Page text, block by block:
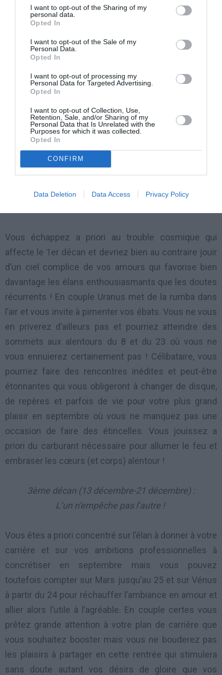
I want to opt-out of the Sharing of my
personal data.
Opted In
I want to opt-out of the Sale of my
Personal Data.
Opted In
I want to opt-out of processing my
Personal Data for Targeted Advertising.
Opted In
I want to opt-out of Collection, Use,
Retention, Sale, and/or Sharing of my
Personal Data that Is Unrelated with the
Purposes for which it was collected.
Opted In
CONFIRM
Data Deletion Data Access Privacy Policy
fâcheries, veillez à bien expliquer aux vôtres les
raisons de vos choix actuels sans oublier de les
assurer de votre affection. Sinon, vous risquez de
décevoir quelqu’un et d’en faire les frais ! Célibataire,
certes vous aspirez à vous élever socialement et
vous mobilisez pour relever des défis importants.
détriment de vos liens affectifs et de certains
soutiens familiaux qui sinon pourraient faire défaut,
se retirer du jeu et vous laisser alors bien seul au
2ème décan (3 décembre-12 décembre) :
Vous échappez a priori au trouble cosmique qui
affecte le 1er décan et devriez bien au contraire jouir
d’un ciel complice de vos amours qui favorise bien
davantage les élans enthousiasmants que les doutes
récurrents ! En couple Uranus met de la rumba dans
l’air et vous invite à pimenter vos ébats. Vous ne vous
en priverez d’ailleurs pas et pourriez atteindre des
sommets aux alentours du 8 et du 23 où vous ne
vous ennuierez certainement pas ! Célibataire, vous
pourriez faire des rencontres inédites et peut-être
étonnantes qui vous obligeront à changer de disque,
de repères et parfois de vie pour votre plus grand
plaisir en septembre où vous ne manquez pas une
occasion de faire des étincelles. Vous jouissez a
priori du carburant nécessaire pour allumer le feu et
embraser les cœurs (et corps) alentour !
3ème décan (13 décembre-21 décembre) :
L’un n’empêche pas l’autre !
Vous êtes a priori concentré sur l’élan à donner à votre
carrière et sur vos ambitions professionnelles à
concrétiser en septembre mais vous pouvez
toutefois compter sur Mars jusqu’au 25 et sur Vénus
à partir du 24 pour réchauffer l’ambiance en amour et
allier alors l’utile à l’agréable. En couple certes vous
prêtez grande attention à votre plan de carrière que
vous souhaitez booster mais vous ne bouderez pas
les plaisirs à partager en cette rentrée qui stimulera
sans doute autant vos désirs de gloire que vos